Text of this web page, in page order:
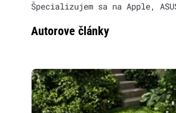
Špecializujem sa na Apple,
Autorove články